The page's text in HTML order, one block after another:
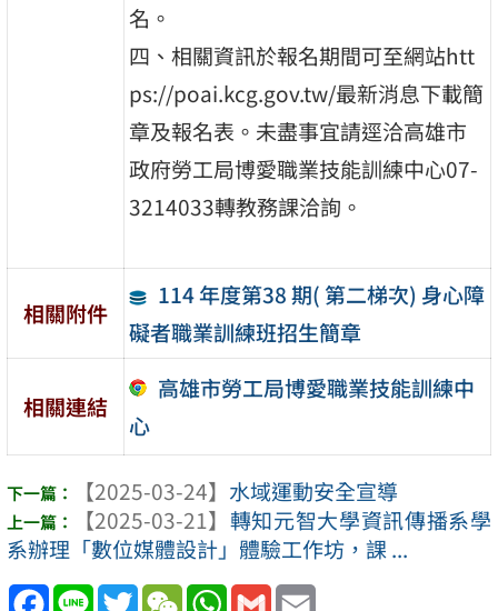
名。
四、相關資訊於報名期間可至網站htt
ps://poai.kcg.gov.tw/最新消息下載簡
章及報名表。未盡事宜請逕洽高雄市
政府勞工局博愛職業技能訓練中心07-
3214033轉教務課洽詢。
相關附件
114 年度第38 期( 第二梯次) 身心障
礙者職業訓練班招生簡章
相關連結
高雄市勞工局博愛職業技能訓練中
心
【2025-03-24】 水域運動安全宣導
【2025-03-21】 轉知元智大學資訊傳播系學
系辦理「數位媒體設計」體驗工作坊，課 ...
Facebook
Line TwitterWeChatWhatsApp
Gmail